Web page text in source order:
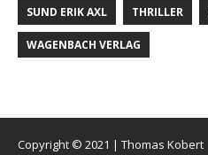
SUND ERIK AXL THRILLER
WAGENBACH VERLAG
Copyright © 2021 | Thomas Kobert